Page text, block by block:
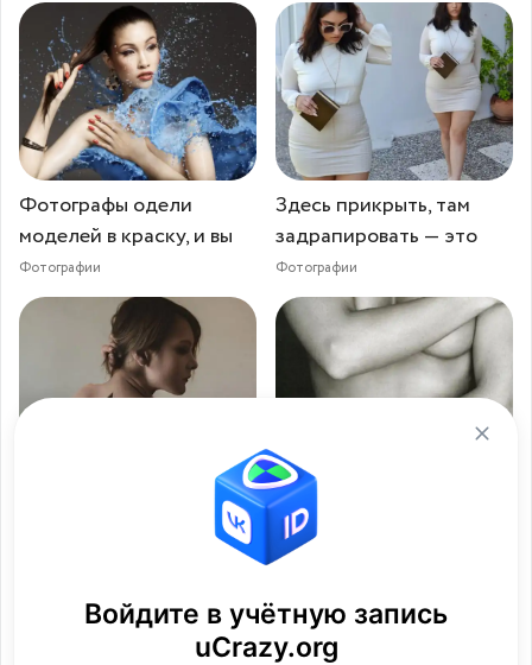
Фотографы одели
моделей в краску, и вы
Фотографии
Здесь прикрыть, там
задрапировать — это
Фотографии
Вы не поверите, что это
Мозг отказывается
верить, что это не
Фотографии
Войдите в учётную запись
uCrazy.org